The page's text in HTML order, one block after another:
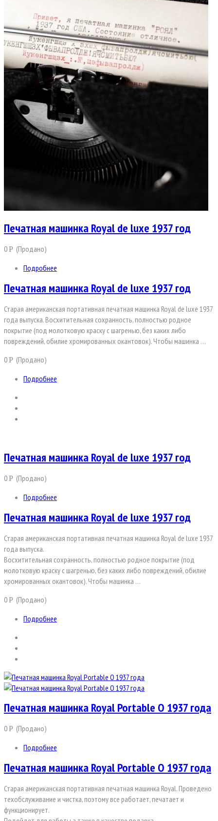
Печатная машинка Royal de luxe 1937 год
0Р (Продано)
Подробнее
Печатная машинка Royal de luxe 1937 год
Старая американская портативная печатная машинка Royal de luxe 1937
года выпуска. Восхитительная сохранность, полностью родное
покрытие (под молотковую краску с шагренью, без каких либо
повреждений, обилие хромированных окантовок). Чтобы машинка …
0Р (Продано)
Подробнее
Печатная машинка Royal de luxe 1937 год
0Р (Продано)
Подробнее
Печатная машинка Royal de luxe 1937 год
Старая американская портативная печатная машинка Royal de luxe 1937
года выпуска.
Восхитительная сохранность, полностью родное покрытие (под
молотковую краску с шагренью, без каких либо повреждений, обилие
хромированных окантовок). Чтобы машинка …
0Р (Продано)
Подробнее
Печатная машинка Royal Portable O 1937 года
0Р (Продано)
Подробнее
Печатная машинка Royal Portable O 1937 года
Старая американская портативная печатная машинка Royal. Проведено
техобслуживание и чистка, поэтому все работает, печатает и
функционирует.